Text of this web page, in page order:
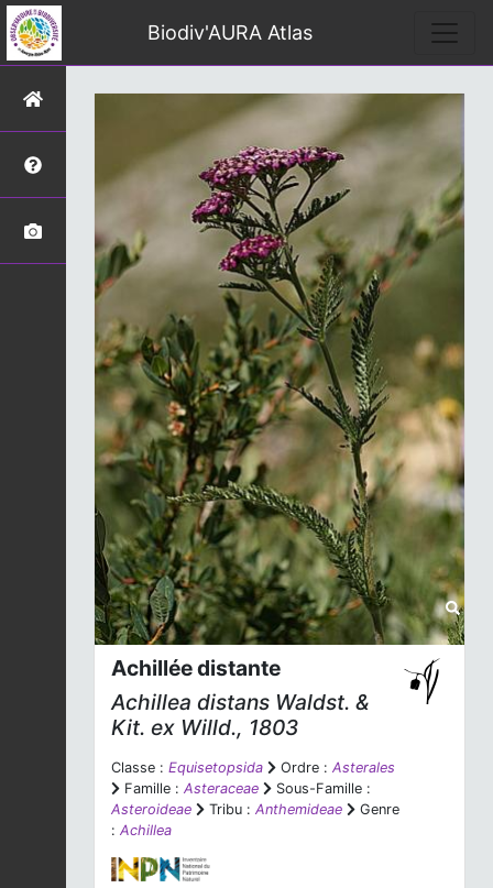
Biodiv'AURA Atlas
Achillée distante
Achillea distans Waldst. &
Kit. ex Willd., 1803
Classe : Equisetopsida Ordre : Asterales
Famille : Asteraceae
Sous-Famille :
Asteroideae
Tribu : Anthemideae
Genre
: Achillea